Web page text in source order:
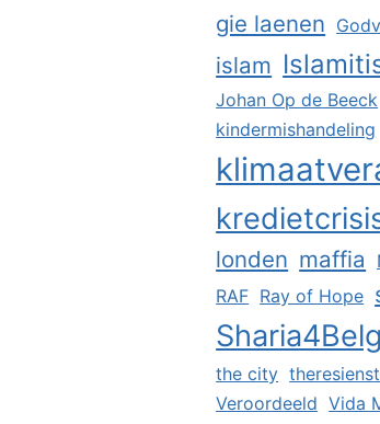
gie laenen
islam
Johan Op de Beeck
kindermishandeling
londen maffia
RAF Ray of Hope
the city
Veroordeeld Vida